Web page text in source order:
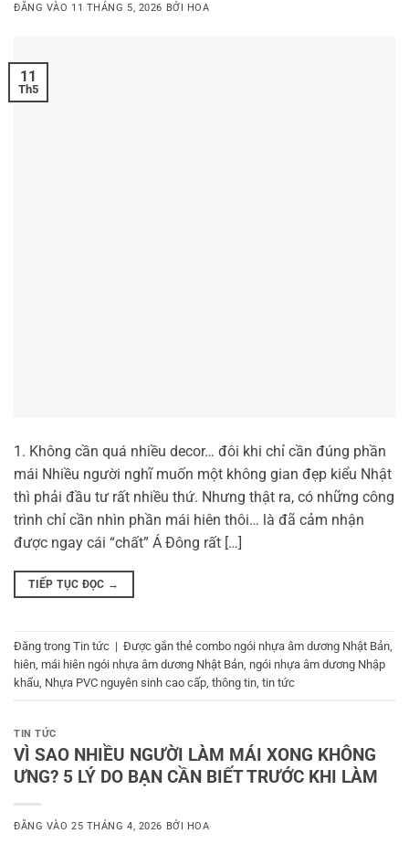
ĐĂNG VÀO 11 THÁNG 5, 2026 BỞI HOA
11
Th5
1. Không cần quá nhiều decor… đôi khi chỉ cần đúng phần
mái Nhiều người nghĩ muốn một không gian đẹp kiểu Nhật
thì phải đầu tư rất nhiều thứ. Nhưng thật ra, có những công
trình chỉ cần nhìn phần mái hiên thôi… là đã cảm nhận
được ngay cái “chất” Á Đông rất […]
TIẾP TỤC ĐỌC →
Đăng trong Tin tức | Được gắn thẻ combo ngói nhựa âm dương Nhật Bản,
hiên, mái hiên ngói nhựa âm dương Nhật Bản, ngói nhựa âm dương Nhập
khẩu, Nhựa PVC nguyên sinh cao cấp, thông tin, tin tức
TIN TỨC
VÌ SAO NHIỀU NGƯỜI LÀM MÁI XONG KHÔNG
ƯNG? 5 LÝ DO BẠN CẦN BIẾT TRƯỚC KHI LÀM
ĐĂNG VÀO25 THÁNG 4, 2026 BỞI HOA